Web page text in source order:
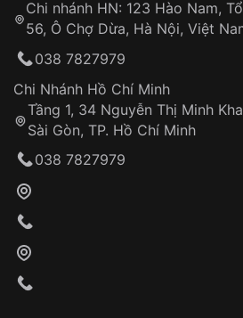
Từ khóa SEO:
Khách hàng kiểm tra và
Đảm bảo quyền lợi khách
Đồng hành cùng khách
trình sử dụng
Chi nhánh HN: 123 Hào Nam,
56, Ô Chợ Dừa, Hà Nội, Việt
038 7827979
Chi Nhánh Hồ Chí Minh
Tầng 1, 34 Nguyễn Thị Minh
Sài Gòn, TP. Hồ Chí Minh
038 7827979